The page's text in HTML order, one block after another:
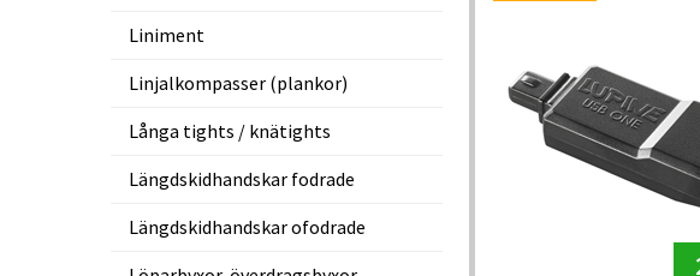
Liniment
Linjalkompasser (plankor)
Långa tights / knätights
Längdskidhandskar fodrade
Längdskidhandskar ofodrade